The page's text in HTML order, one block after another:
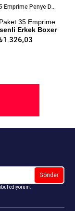
6'lı Paket 35 Emprime Penye Desenli Erkek Boxer
Emprime
Boxer
Erkek
Gönder
ediyorum.